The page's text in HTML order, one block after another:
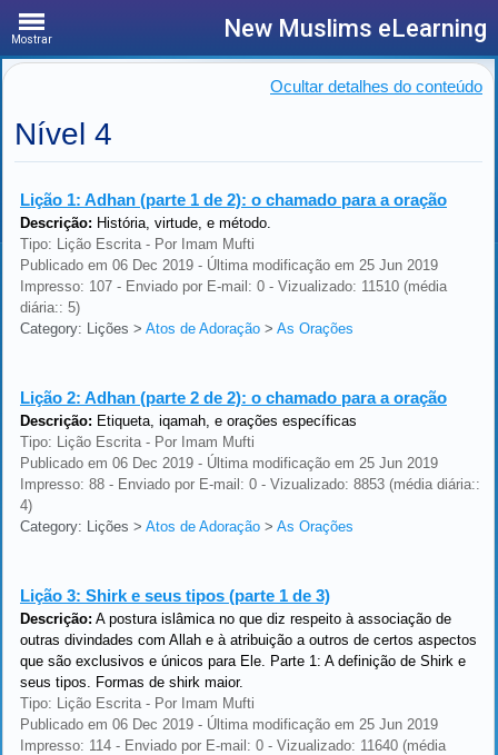
Mostrar New Muslims eLearning
Ocultar detalhes do conteúdo
Nível 4
Lição 1: Adhan (parte 1 de 2): o chamado para a oração
Descrição: História, virtude, e método.
Tipo: Lição Escrita - Por Imam Mufti
Publicado em 06 Dec 2019 - Última modificação em 25 Jun 2019
Impresso: 107 - Enviado por E-mail: 0 - Vizualizado: 11510 (média
diária:: 5)
Category: Lições > Atos de Adoração > As Orações
Lição 2: Adhan (parte 2 de 2): o chamado para a oração
Descrição: Etiqueta, iqamah, e orações específicas
Tipo: Lição Escrita - Por Imam Mufti
Publicado em 06 Dec 2019 - Última modificação em 25 Jun 2019
Impresso: 88 - Enviado por E-mail: 0 - Vizualizado: 8853 (média diária::
4)
Category: Lições > Atos de Adoração > As Orações
Lição 3: Shirk e seus tipos (parte 1 de 3)
Descrição: A postura islâmica no que diz respeito à associação de
outras divindades com Allah e à atribuição a outros de certos aspectos
que são exclusivos e únicos para Ele. Parte 1: A definição de Shirk e
seus tipos. Formas de shirk maior.
Tipo: Lição Escrita - Por Imam Mufti
Publicado em 06 Dec 2019 - Última modificação em 25 Jun 2019
Impresso: 114 - Enviado por E-mail: 0 - Vizualizado: 11640 (média